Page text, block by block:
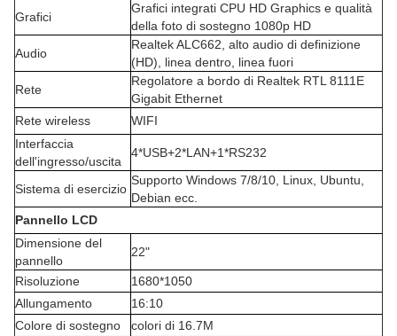
Grafici
Grafici integrati CPU HD Graphics e qualità
della foto di sostegno 1080p HD
Audio
Realtek ALC662, alto audio di definizione
(HD), linea dentro, linea fuori
Rete
Regolatore a bordo di Realtek RTL 8111E
Gigabit Ethernet
Rete wireless
WIFI
Interfaccia
dell'ingresso/uscita
4*USB+2*LAN+1*RS232
Sistema di esercizio
Supporto Windows 7/8/10, Linux, Ubuntu,
Debian ecc.
Pannello LCD
Dimensione del
pannello
22"
Risoluzione
1680*1050
Allungamento
16:10
Colore di sostegno
colori di 16.7M